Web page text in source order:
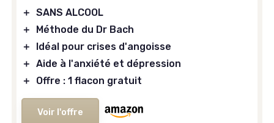
＋ SANS ALCOOL
＋
Méthode du Dr Bach
＋
Idéal pour crises d'angoisse
＋ Aide à l'anxiété et dépression
＋
Offre : 1 flacon gratuit
Voir l'offre